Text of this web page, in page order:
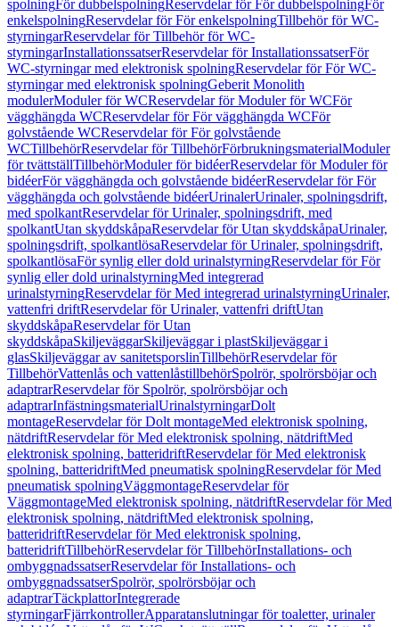
spolningFör dubbelspolningReservdelar för För dubbelspolningFör
enkelspolningReservdelar för För enkelspolningTillbehör för WC-
styrningarReservdelar för Tillbehör för WC-
styrningarInstallationssatserReservdelar för InstallationssatserFör
WC-styrningar med elektronisk spolningReservdelar för För WC-
styrningar med elektronisk spolningGeberit Monolith
modulerModuler för WCReservdelar för Moduler för WCFör
vägghängda WCReservdelar för För vägghängda WCFör
golvstående WCReservdelar för För golvstående
WCTillbehörReservdelar för TillbehörFörbrukningsmaterialModuler
för tvättställTillbehörModuler för bidéerReservdelar för Moduler för
bidéerFör vägghängda och golvstående bidéerReservdelar för För
vägghängda och golvstående bidéerUrinalerUrinaler, spolningsdrift,
med spolkantReservdelar för Urinaler, spolningsdrift, med
spolkantUtan skyddskåpaReservdelar för Utan skyddskåpaUrinaler,
spolningsdrift, spolkantlösaReservdelar för Urinaler, spolningsdrift,
spolkantlösaFör synlig eller dold urinalstyrningReservdelar för För
synlig eller dold urinalstyrningMed integrerad
urinalstyrningReservdelar för Med integrerad urinalstyrningUrinaler,
vattenfri driftReservdelar för Urinaler, vattenfri driftUtan
skyddskåpaReservdelar för Utan
skyddskåpaSkiljeväggarSkiljeväggar i plastSkiljeväggar i
glasSkiljeväggar av sanitetsporslinTillbehörReservdelar för
TillbehörVattenlås och vattenlåstillbehörSpolrör, spolrörsböjar och
adaptrarReservdelar för Spolrör, spolrörsböjar och
adaptrarInfästningsmaterialUrinalstyrningarDolt
montageReservdelar för Dolt montageMed elektronisk spolning,
nätdriftReservdelar för Med elektronisk spolning, nätdriftMed
elektronisk spolning, batteridriftReservdelar för Med elektronisk
spolning, batteridriftMed pneumatisk spolningReservdelar för Med
pneumatisk spolningVäggmontageReservdelar för
VäggmontageMed elektronisk spolning, nätdriftReservdelar för Med
elektronisk spolning, nätdriftMed elektronisk spolning,
batteridriftReservdelar för Med elektronisk spolning,
batteridriftTillbehörReservdelar för TillbehörInstallations- och
ombyggnadssatserReservdelar för Installations- och
ombyggnadssatserSpolrör, spolrörsböjar och
adaptrarTäckplattorIntegrerade
styrningarFjärrkontrollerApparatanslutningar för toaletter, urinaler